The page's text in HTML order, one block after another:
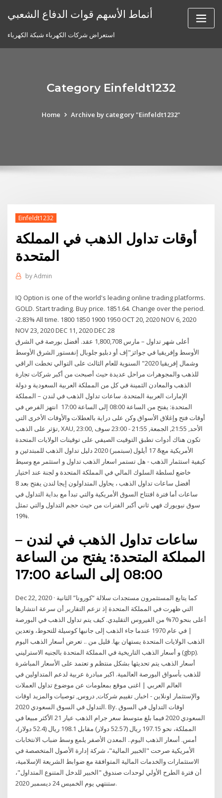
أنماط الأسهم قوات الدفاع الشعبي
استعراض شركات الكهرباء شبكة الكهرباء
Category Einfeldt1232
Home Archive by category "Einfeldt1232"
Einfeldt1232
أوقات تداول الذهب في المملكة
المتحدة
byAdmin
IQ Option is one of the world's leading online trading platforms.
GOLD. Start trading. Buy price. 1851.64. Change over the period.
-2.83% All time. 1800 1850 1900 1950 OCT 20, 2020 NOV 6, 2020
NOV 23, 2020 DEC 11, 2020 DEC 28
أعلى شهر تداول – مارس 1,800,708 عقد. أفضل بورصة في الشرق
الأوسط وإفريقيا في جوائز"إف أو دبليو جلوبال إنفستور الشرق الأوسط
وشمال إفريقيا 2020" السنوية للعام الثالث على التوالي تخطت الراقي
للذهب والمجوهرات مراحل عديدة حيث أصبحت من أكبر شركات تجارة
الذهب والمعادن الثمينة في كل من المملكة العربية السعودية و دولة
الإمارات العربية المتحدة. ساعات تداول الذهب في لندن – المملكة
المتحدة: يفتح من الساعة 08:00 إلى الساعة 17:00 انتهز الفرص في
أوقات فتح وإغلاق الأسواق وكن على دراية بالعطلات والأوقات الأخرى التي
تؤثر على الذهب, XAU, 23:00, الأحد, 21:55, الجمعة, 21:55 - 23:00 سوف
تكون هناك أدوات تطبق التوقيت الصيفي على توقيتات الولايات المتحدة
الأمريكية مع& 17 أيلول (سبتمبر) 2020 دليل تداول الذهب للمبتدئين و
كيفية استثمار الذهب - هل تستمر اسعار الذهب تداول و استثمر مع وسيط
خاضع لسلطة السلوك المالي في المملكة المتحدة و لجنة عند اختيار
أفضل ساعات تداول الذهب ، يحاول المتداولون إيجا ﻟﻨﺪﻥ ﻳﻔﺘﺢ ﺑﻌﺪ 8
ﺳﺎﻋﺎﺕ أما فترة افتتاح السوق الأمريكية والتي تبدأ مع بداية التداول في
سوق نيويورك فهي ثاني أكبر الفترات من حيث حجم التداول والتي تمثل
19%.
ساعات تداول الذهب في لندن –
المملكة المتحدة: يفتح من الساعة
Dec 22, 2020 · كما يتابع المستثمرون مستجدات سلالة “كورونا” الثانية
التي ظهرت في المملكة المتحدة إذ تزعم التقارير أن سرعة انتشارها
أعلى بنحو 70% من الفيروس التقليدي. كيف يتم تداول الذهب في البورصة
| في عام 1970 عندما جاء الذهب إلى جانبها كوسيلة للتحوط، وتعدين
الذهب الولايات المتحدة يستهان بها. قليل من .. تعرض أسعار الذهب اليوم
و أسعار الذهب التاريخية في المملكة المتحدة بالجنيه الاسترليني (gbp).
أسعار الذهب يتم تحديثها بشكل منتظم و تعتمد على الأسعار المباشرة
للذهب بأسواق البورصة العالمية. اكبر مبادرة عربية لدعم المتداولين في
العالم العربي | اغنى موقع بمعلومات عن موضوع تداول العملات
والإستثمار اونلاين - اخبار, تقييم شركات, دروس, توصيات والمزيد اوقات
التداول في السوق السعودي 2020. By. اوقات التداول في السوق
السعودي 2020 فيما بلغ متوسط سعر جرام الذهب عيار 21 الأكثر مبيعا في
المملكة، نحو 197.15 ريال (52.57 دولار) مقابل 198.1 ريال (52.4 دولار)،
أمس. أسعار الذهب اليوم.. المعدن الأصفر يلمع وسط ضباب الانتخابات
الأمريكية صرحت "الخبير المالية"، شركة إدارة الأصول المتخصصة في
الاستثمارات والخدمات المالية المتوافقة مع ضوابط الشريعة الإسلامية،
أن فترة الطرح الأولي لوحدات صندوق "الخبير للدخل المتنوع المتداول"،
ستنتهي يوم الخميس 24 ديسمبر 2020.